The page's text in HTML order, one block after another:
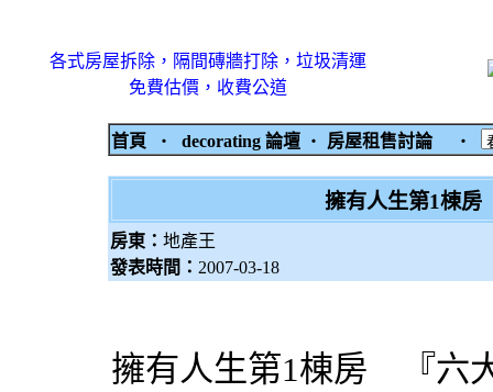
各式房屋拆除，隔間磚牆打除，垃圾清運
免費估價，收費公道
首頁 ‧ decorating 論壇 ‧ 房屋租售討論 ‧
擁有人生第1棟
房東： 地產王
發表時間： 2007-03-18
擁有人生第1棟房 『六